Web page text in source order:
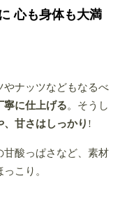
心も身体も大満
やナッツなどもなるべ
寧に仕上げる。そうし
甘さはしっかり !
甘酸っぱさなど、素材
こり。